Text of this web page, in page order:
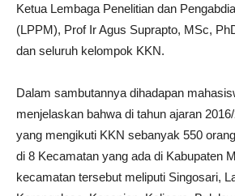
Ketua Lembaga Penelitian dan
(LPPM), Prof Ir Agus Suprapto, MSc,
dan seluruh kelompok KKN.
Dalam sambutannya dihadapan
menjelaskan bahwa di tahun ajaran
yang mengikuti KKN sebanyak 550
di 8 Kecamatan yang ada di Kabupaten
kecamatan tersebut meliputi Singosari,